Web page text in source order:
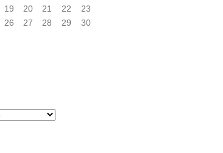
19 20 21 22
23
26 27 28 29
30